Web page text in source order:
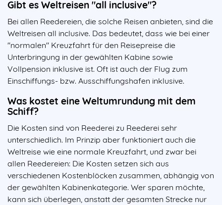
Gibt es Weltreisen "all inclusive"?
Bei allen Reedereien, die solche Reisen anbieten, sind die
Weltreisen all inclusive. Das bedeutet, dass wie bei einer
"normalen" Kreuzfahrt für den Reisepreise die
Unterbringung in der gewählten Kabine sowie
Vollpension inklusive ist. Oft ist auch der Flug zum
Einschiffungs- bzw. Ausschiffungshafen inklusive.
Was kostet eine Weltumrundung mit dem
Schiff?
Die Kosten sind von Reederei zu Reederei sehr
unterschiedlich. Im Prinzip aber funktioniert auch die
Weltreise wie eine normale Kreuzfahrt, und zwar bei
allen Reedereien: Die Kosten setzen sich aus
verschiedenen Kostenblöcken zusammen, abhängig von
der gewählten Kabinenkategorie. Wer sparen möchte,
kann sich überlegen, anstatt der gesamten Strecke nur